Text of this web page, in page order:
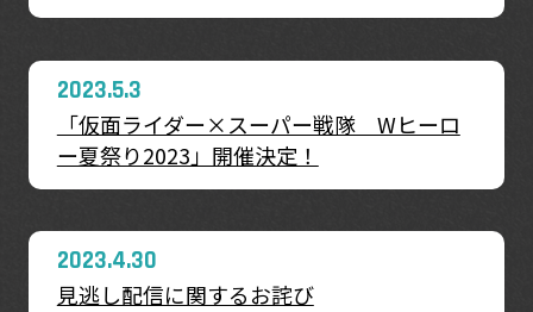
2023.5.3
「仮面ライダー×スーパー戦隊 Wヒーロ
ー夏祭り2023」開催決定！
2023.4.30
見逃し配信に関するお詫び